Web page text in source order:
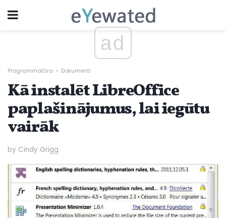
ad
Programmatūra Dokumenti
Kā instalēt LibreOffice
paplašinājumus, lai iegūtu
vairāk
by Cindy Grigg